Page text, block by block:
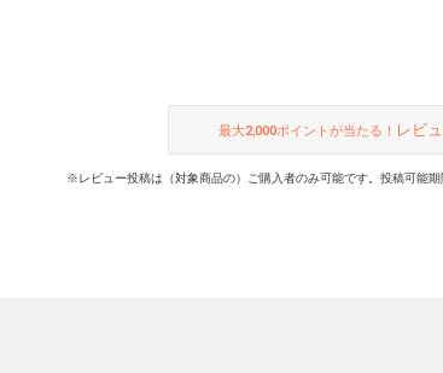
最大2,000ポイントが当たる！ レビ
※レビュー投稿は（対象商品の）ご購入者のみ可能です。投稿可能